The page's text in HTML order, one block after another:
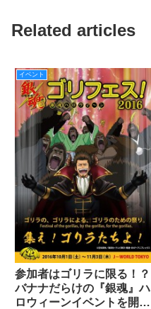
Related articles
イベント
参加者はゴリラに限る！？
バナナだらけの『銀魂』ハ
ロウィーンイベントを開